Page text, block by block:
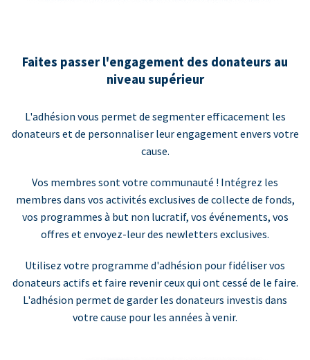
Faites passer l'engagement des donateurs au
niveau supérieur
L'adhésion vous permet de segmenter efficacement les
donateurs et de personnaliser leur engagement envers votre
cause.
Vos membres sont votre communauté ! Intégrez les
membres dans vos activités exclusives de collecte de fonds,
vos programmes à but non lucratif, vos événements, vos
offres et envoyez-leur des newletters exclusives.
Utilisez votre programme d'adhésion pour fidéliser vos
donateurs actifs et faire revenir ceux qui ont cessé de le faire.
L'adhésion permet de garder les donateurs investis dans
votre cause pour les années à venir.